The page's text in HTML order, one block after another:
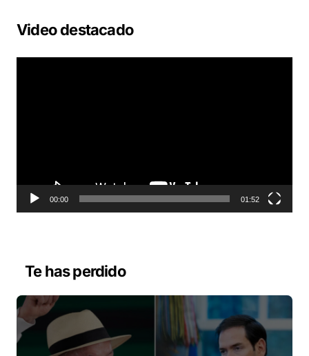
Video destacado
t
r
e
o
00:00 01:52
Te has perdido